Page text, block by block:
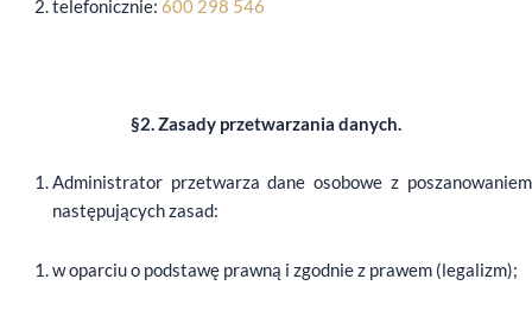
telefonicznie: 600 298 546
§2. Zasady przetwarzania danych.
Administrator przetwarza dane osobowe z poszanowaniem
następujących zasad:
w oparciu o podstawę prawną i zgodnie z prawem (legalizm);